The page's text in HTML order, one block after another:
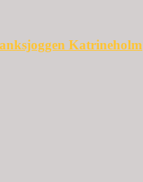
Katrineholm